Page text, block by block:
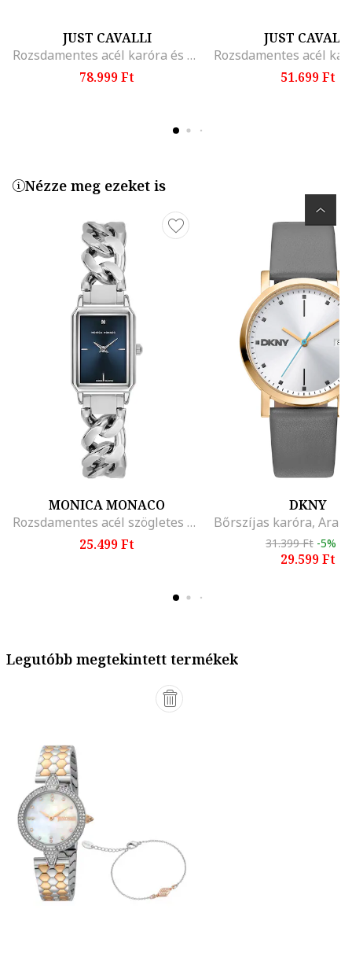
JUST CAVALLI
Rozsdamentes acél karóra és karkötő szett
78.999 Ft
JUST CAVALLI
51.699 Ft
Nézze meg ezeket is
MONICA MONACO
Rozsdamentes acél szögletes karóra, Ezüstszín
25.499 Ft
DKNY
31.399 Ft -5%
29.599 Ft
Legutóbb megtekintett termékek